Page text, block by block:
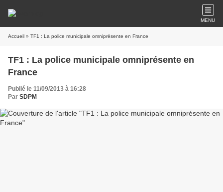
MENU
Accueil » TF1 : La police municipale omniprésente en France
TF1 : La police municipale omniprésente en
France
Publié le 11/09/2013 à 16:28
Par SDPM